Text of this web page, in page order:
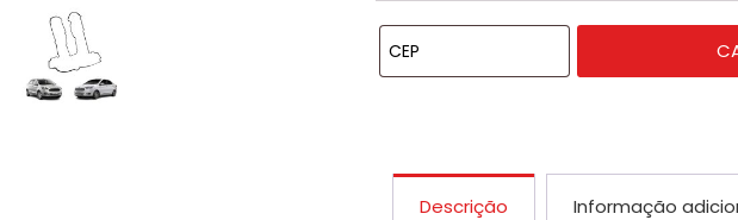
Descrição Informação